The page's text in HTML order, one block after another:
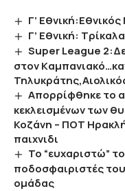
Γ’
Γ’ Εθνική:
Super League
στον
Απορρίφθηκε το
κεκλεισμένων των
Κοζάνη – ΠΟΤ
παιχνιδι
Το “ευχαριστώ”
ποδοσφαιριστές
ομάδας